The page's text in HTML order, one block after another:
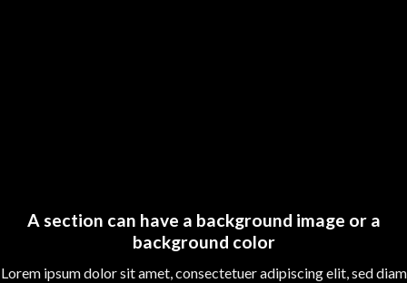
A section can have a background image or a
background color
Lorem ipsum dolor sit amet, consectetuer adipiscing elit, sed diam